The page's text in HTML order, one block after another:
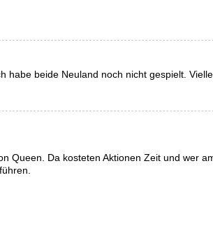
beide Neuland noch nicht gespielt.
Queen. Da kosteten Aktionen Zeit und wer